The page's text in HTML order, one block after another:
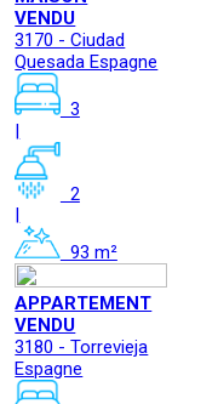
VENDU
3170 - Ciudad
Quesada Espagne
3
|
2
93 m²
APPARTEMENT
VENDU
3180 - Torrevieja
Espagne